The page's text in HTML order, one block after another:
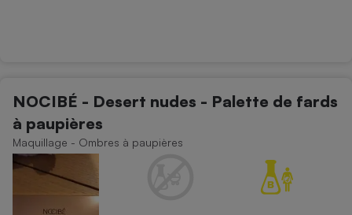
NOCIBÉ - Desert nudes - Palette de fards
à paupières
Maquillage - Ombres à paupières